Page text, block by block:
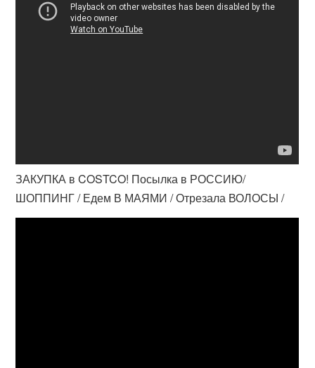
ЗАКУПКА в COSTCO! Посылка в РОССИЮ/
ШОППИНГ / Едем В МАЯМИ / Отрезала ВОЛОСЫ /